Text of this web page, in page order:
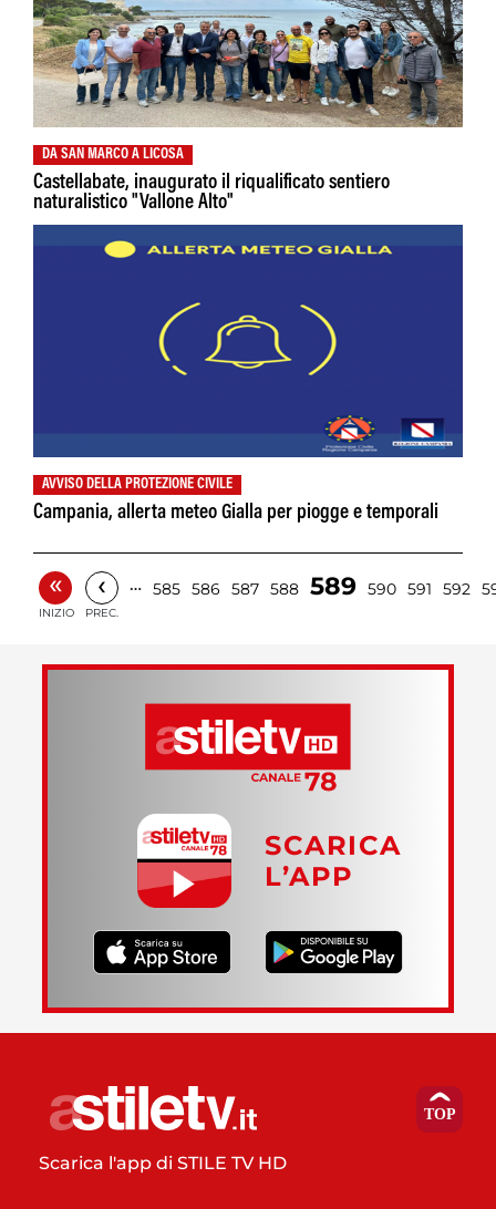
DA SAN MARCO A LICOSA
Castellabate, inaugurato il riqualificato sentiero
naturalistico "Vallone Alto"
AVVISO DELLA PROTEZIONE CIVILE
Campania, allerta meteo Gialla per piogge e temporali
«
INIZIO
‹
PREC.
… 585 586 587 588 589 590 591 592
SCARICA
L’APP
Scarica l'app di STILE TV HD